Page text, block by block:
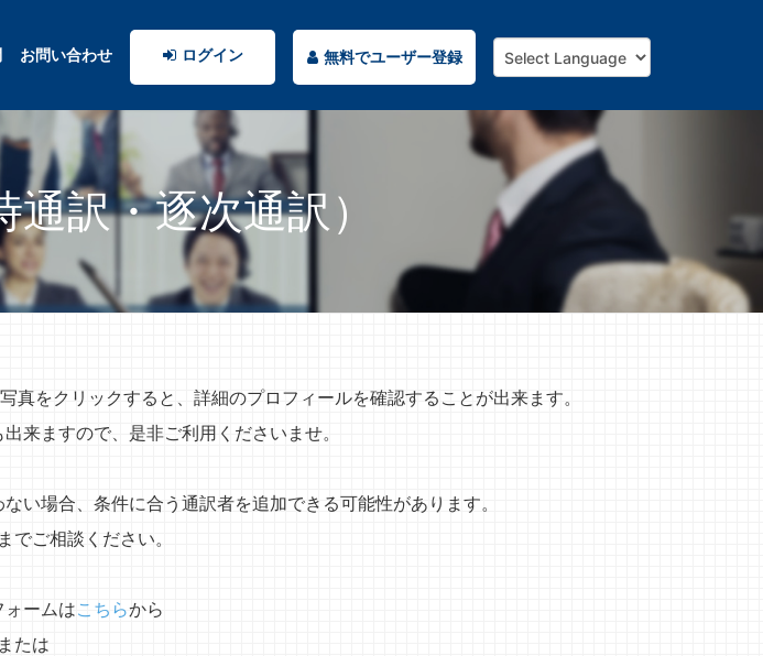
お問い合わせ ログイン 無料でユーザー登録
訳・逐次通訳）
をクリックすると、詳細のプロフィールを確認することが出来ます。
来ますので、是非ご利用くださいませ。
い場合、条件に合う通訳者を追加できる可能性があります。
でご相談ください。
ォームはこちらから
または